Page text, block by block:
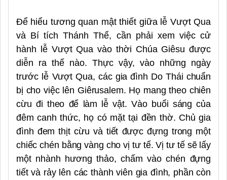
Để hiểu tương quan mật thiết giữa lễ Vượt Qua
và Bí tích Thánh Thể, cần phải xem việc cử
hành lễ Vượt Qua vào thời Chúa Giêsu được
diễn ra thế nào. Thực vậy, vào những ngày
trước lễ Vượt Qua, các gia đình Do Thái chuẩn
bị cho việc lên Giêrusalem. Họ mang theo chiên
cừu đi theo để làm lễ vật. Vào buổi sáng của
đêm canh thức, họ có mặt tại đền thờ. Chủ gia
đình đem thịt cừu và tiết được đựng trong một
chiếc chén bằng vàng cho vị tư tế. Vị tư tế sẽ lấy
một nhành hương thảo, chấm vào chén đựng
tiết và rảy lên các thành viên gia đình, phần còn